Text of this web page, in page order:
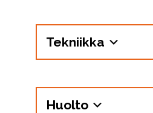
Tekniikka
Huolto